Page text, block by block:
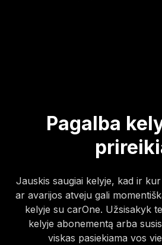
Pagalba
Jauskis saugiai kelyje, kad ir
ar avarijos atveju gali
kelyje su carOne. Užsisakyk
kelyje abonementą arba
viskas pasiekiama vos